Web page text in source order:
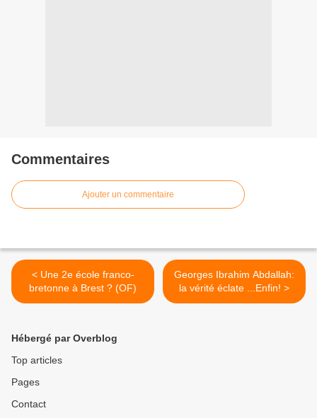
Commentaires
Ajouter un commentaire
< Une 2e école franco-
bretonne à Brest ? (OF)
Georges Ibrahim Abdallah:
la vérité éclate ...Enfin! >
Hébergé par Overblog
Top articles
Pages
Contact